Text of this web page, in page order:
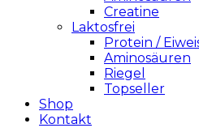
Creatine
Laktosfrei
Protein /
Aminosäuren
Riegel
Topseller
Shop
Kontakt